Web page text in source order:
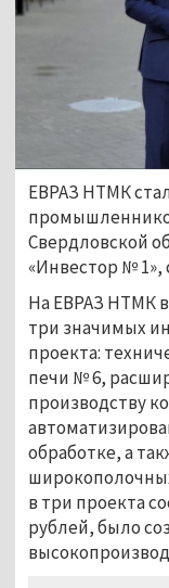
ЕВРАЗ НТМК
Свердловской
«Инвестор № 1»,
На ЕВРАЗ НТМК в
три значимых
проекта:
печи № 6,
производству
обработке, а
в три проекта
рублей, было